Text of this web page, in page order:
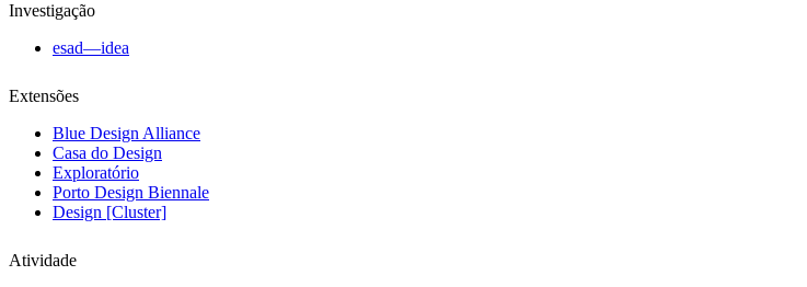
Investigação
esad—idea
Extensões
Blue Design Alliance
Casa do Design
Exploratório
Porto Design Biennale
Design [Cluster]
Atividade